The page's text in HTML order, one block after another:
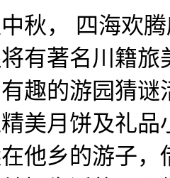
秋， 四海欢
有著名川籍
趣的游园猜谜
美月饼及礼
他乡的游子